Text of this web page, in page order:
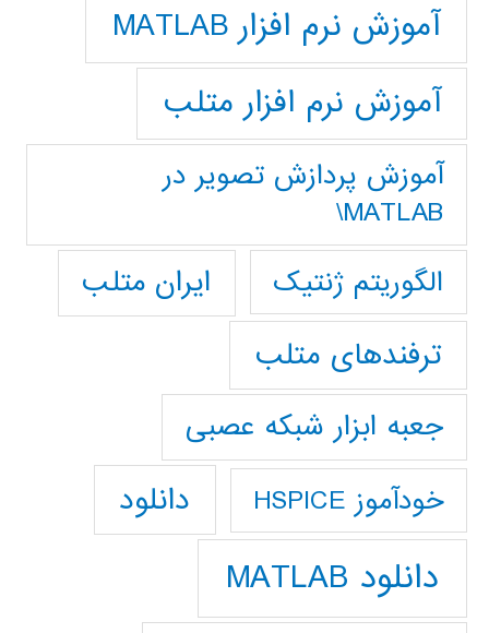
آموزش نرم افزار MATLAB
آموزش نرم افزار متلب
آموزش پردازش تصوير در
MATLAB\
الگوریتم ژنتیک
ایران متلب
ترفندهای متلب
جعبه ابزار شبکه عصبی
خودآموز HSPICE دانلود
دانلود MATLAB